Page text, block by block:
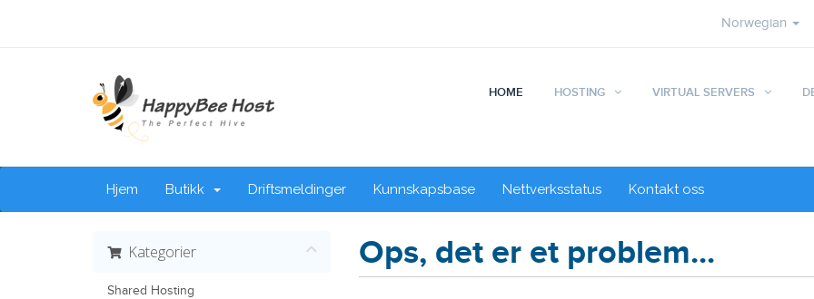
Norwegian
HOME HOSTING VIRTUAL SERVERS
Hjem Butikk Driftsmeldinger Kunnskapsbase Nettverksstatus Kontakt oss
Kategorier
Shared Hosting
Ops, det er et problem...